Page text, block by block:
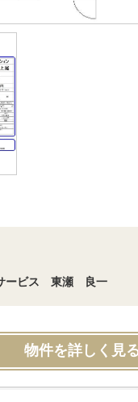
ービス 東瀬 良一
物件を詳しく見